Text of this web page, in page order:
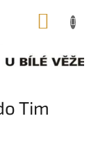
Tim